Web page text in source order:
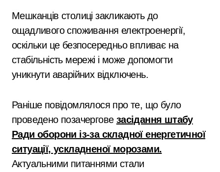
Мешканців столиці закликають до
ощадливого споживання електроенергії,
оскільки це безпосередньо впливає на
стабільність мережі і може допомогти
уникнути аварійних відключень.
Раніше повідомлялося про те, що було
проведено позачергове засідання штабу
Ради оборони із-за складної енергетичної
ситуації, ускладненої морозами.
Актуальними питаннями стали